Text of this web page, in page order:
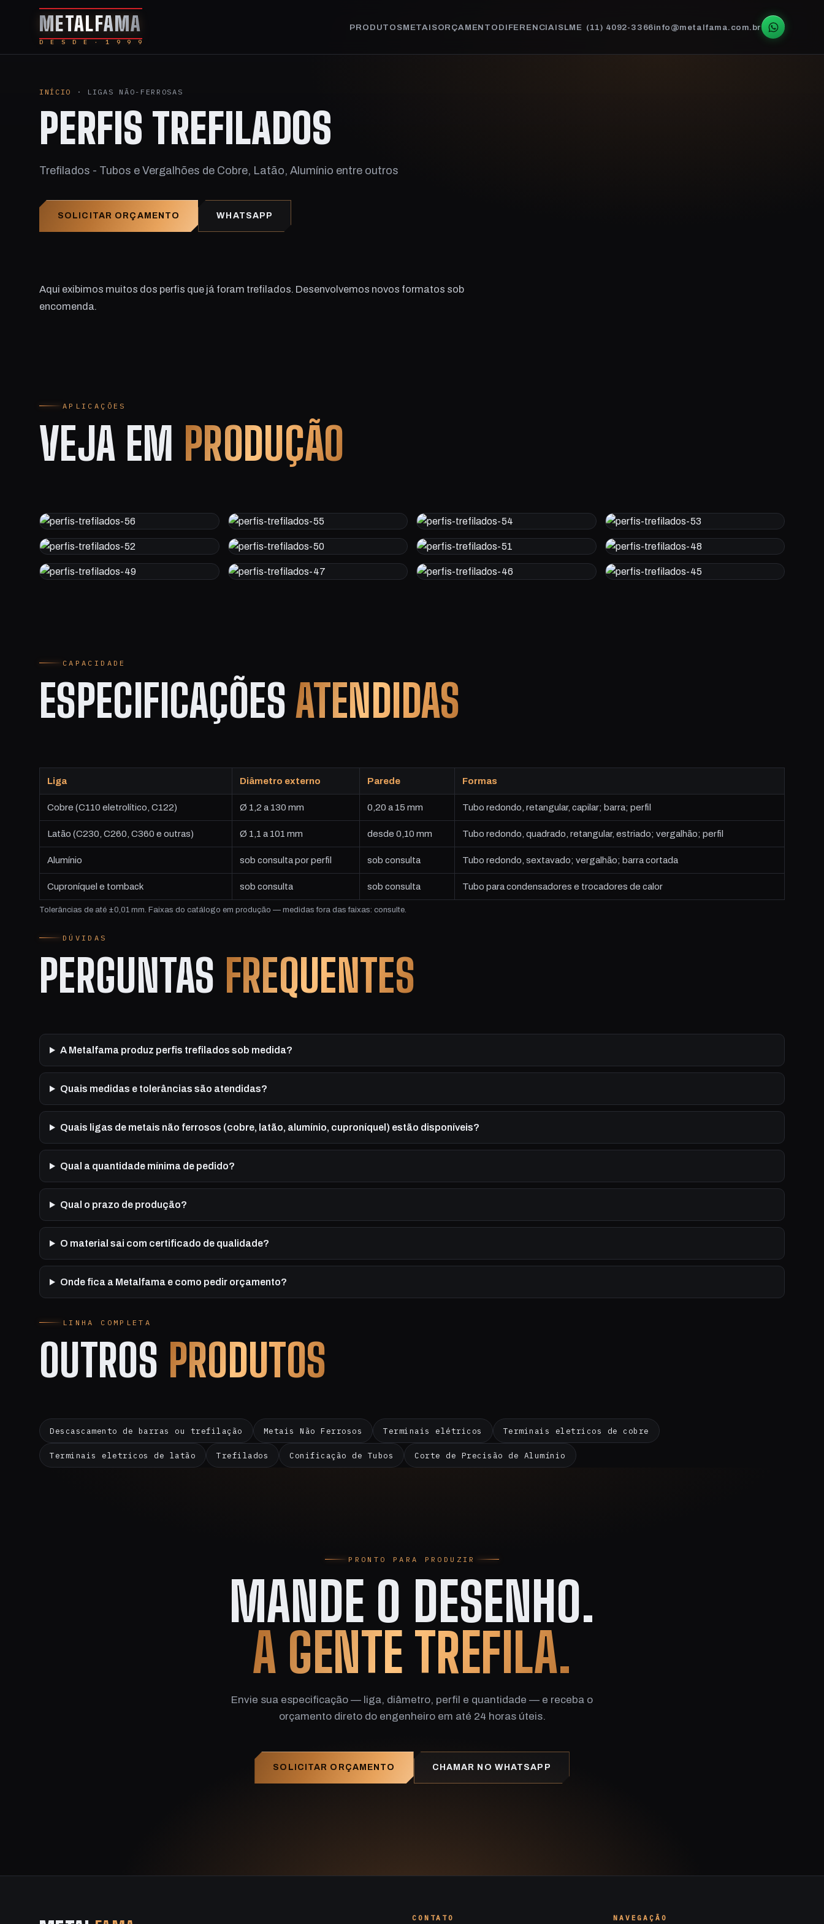
METALFAMA
D E S D E · 1 9 9 9
PRODUTOSMETAISORÇAMENTO DIFERENCIAISLME (11) 4092-3366info@metalfama.com.br
INÍCIO · LIGAS NÃO-FERROSAS
PERFIS TREFILADOS
Trefilados - Tubos e Vergalhões de Cobre, Latão, Alumínio entre outros
SOLICITAR ORÇAMENTO WHATSAPP
Aqui exibimos muitos dos perfis que já foram trefilados. Desenvolvemos novos formatos sob
encomenda.
APLICAÇÕES
VEJA EM PRODUÇÃO
CAPACIDADE
ESPECIFICAÇÕES ATENDIDAS
Liga Diâmetro externo Parede Formas
Cobre (C110 eletrolítico, C122) Ø 1,2 a 130 mm 0,20 a 15 mm Tubo redondo, retangular, capilar; barra; perfil
Latão (C230, C260, C360 e outras) Ø 1,1 a 101 mm desde 0,10 mm Tubo redondo, quadrado, retangular, estriado; vergalhão; perfil
Alumínio sob consulta por perfil sob consulta Tubo redondo, sextavado; vergalhão; barra cortada
Cuproníquel e tomback sob consulta sob consulta Tubo para condensadores e trocadores de calor
Tolerâncias de até ±0,01 mm. Faixas do catálogo em produção — medidas fora das faixas: consulte.
DÚVIDAS
PERGUNTAS FREQUENTES
A Metalfama produz perfis trefilados sob medida?
Quais medidas e tolerâncias são atendidas?
Quais ligas de metais não ferrosos (cobre, latão, alumínio, cuproníquel) estão disponíveis?
Qual a quantidade mínima de pedido?
Qual o prazo de produção?
O material sai com certificado de qualidade?
Onde fica a Metalfama e como pedir orçamento?
LINHA COMPLETA
OUTROS PRODUTOS
Descascamento de barras ou trefilação Metais Não Ferrosos Terminais elétricos Terminais eletricos de cobre
Terminais eletricos de latão Trefilados Conificação de Tubos Corte de Precisão de Alumínio
PRONTO PARA PRODUZIR
MANDE O DESENHO.
A GENTE TREFILA.
Envie sua especificação — liga, diâmetro, perfil e quantidade — e receba o
orçamento direto do engenheiro em até 24 horas úteis.
SOLICITAR ORÇAMENTO CHAMAR NO WHATSAPP
CONTATO NAVEGAÇÃO